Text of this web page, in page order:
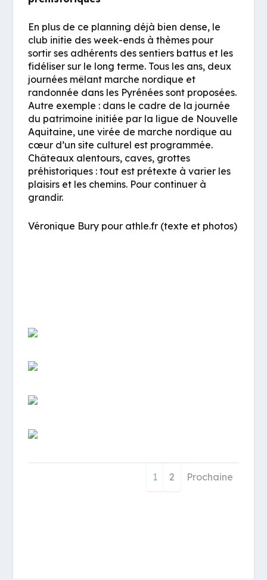
En plus de ce planning déjà bien dense, le
club initie des week-ends à thèmes pour
sortir ses adhérents des sentiers battus et les
fidéliser sur le long terme. Tous les ans, deux
journées mêlant marche nordique et
randonnée dans les Pyrénées sont proposées.
Autre exemple : dans le cadre de la journée
du patrimoine initiée par la ligue de Nouvelle
Aquitaine, une virée de marche nordique au
cœur d’un site culturel est programmée.
Châteaux alentours, caves, grottes
préhistoriques : tout est prétexte à varier les
plaisirs et les chemins. Pour continuer à
grandir.
Véronique Bury pour athle.fr (texte et photos)
1 2 Prochaine